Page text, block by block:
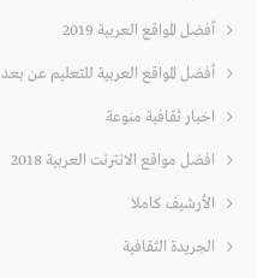
أفضل المواقع العربية 2019
أفضل المواقع العربية للتعليم عن بعد
اخبار ثقافية منوعة
افضل مواقع الانترنت العربية 2018
الأرشيف كاملا
الجريدة الثقافية